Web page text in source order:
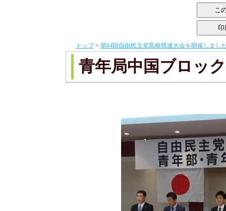
トップ> 第64回自由民主党島根県連大会を開催しまし
青年局中国ブロッ